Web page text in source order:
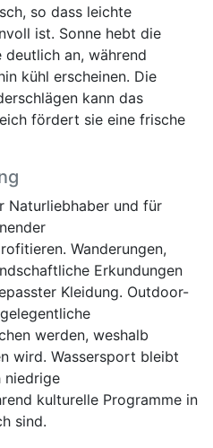
so dass leichte
ist. Sonne hebt die
deutlich an, während
kühl erscheinen. Die
kann das
fördert sie eine frische
Naturliebhaber und für
Wanderungen,
Erkundungen
Kleidung. Outdoor-
werden, weshalb
wird. Wassersport bleibt
niedrige
kulturelle Programme in
sind.